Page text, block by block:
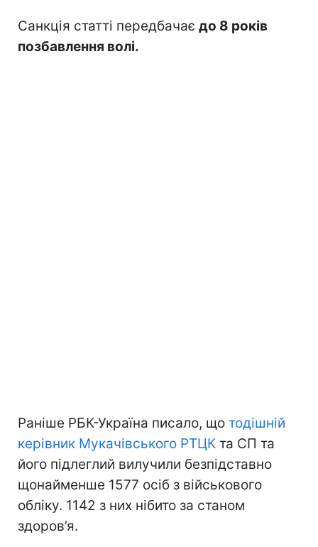
Санкція статті передбачає до 8 років
позбавлення волі.
Раніше РБК-Україна писало, що тодішній
керівник Мукачівського РТЦК та СП та
його підлеглий вилучили безпідставно
щонайменше 1577 осіб з військового
обліку. 1142 з них нібито за станом
здоров’я.